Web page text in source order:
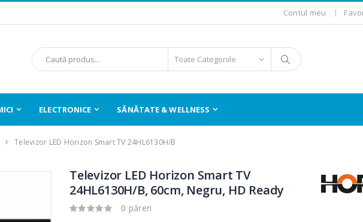
Contul meu
ELECTRONICE SĂNĂTATE & WELLNESS
Televizor LED Horizon Smart TV 24HL6130H/B
Televizor LED Horizon Smart TV
24HL6130H/B, 60cm, Negru, HD Ready
0 păreri